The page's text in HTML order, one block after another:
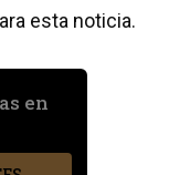
esta noticia.
en